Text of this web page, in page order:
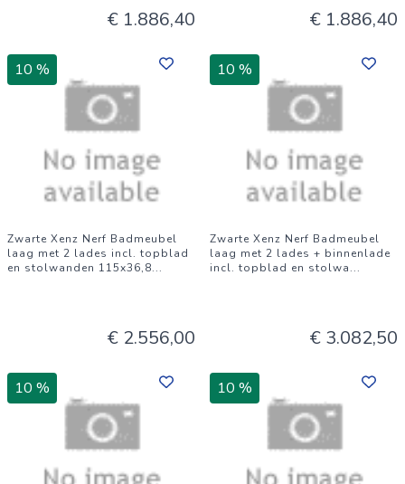
€ 1.886,40 € 1.886,40
10 %
Zwarte Xenz Nerf Badmeubel
laag met 2 lades incl. topblad
en stolwanden 115x36,8...
€ 2.556,00
10 %
Zwarte Xenz Nerf Badmeubel
laag met 2 lades + binnenlade
incl. topblad en stolwa...
€ 3.082,50
10 % 10 %